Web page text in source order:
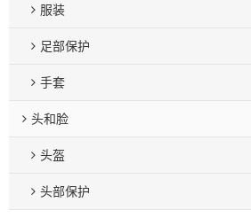
服装
足部保护
手套
头和脸
头盔
头部保护